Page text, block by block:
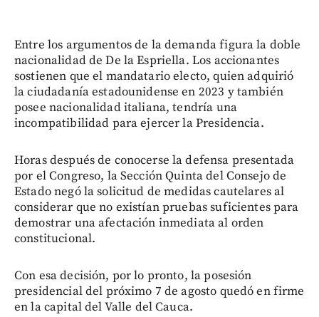
Entre los argumentos de la demanda figura la doble
nacionalidad de De la Espriella. Los accionantes
sostienen que el mandatario electo, quien adquirió
la ciudadanía estadounidense en 2023 y también
posee nacionalidad italiana, tendría una
incompatibilidad para ejercer la Presidencia.
Horas después de conocerse la defensa presentada
por el Congreso, la Sección Quinta del Consejo de
Estado negó la solicitud de medidas cautelares al
considerar que no existían pruebas suficientes para
demostrar una afectación inmediata al orden
constitucional.
Con esa decisión, por lo pronto, la posesión
presidencial del próximo 7 de agosto quedó en firme
en la capital del Valle del Cauca.